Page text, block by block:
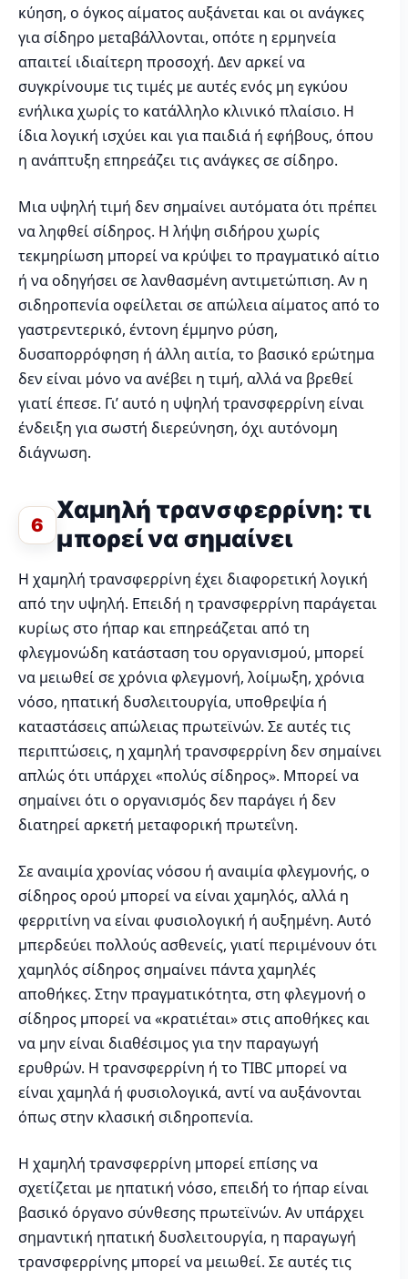
κύηση, ο όγκος αίματος αυξάνεται και οι ανάγκες
για σίδηρο μεταβάλλονται, οπότε η ερμηνεία
απαιτεί ιδιαίτερη προσοχή. Δεν αρκεί να
συγκρίνουμε τις τιμές με αυτές ενός μη εγκύου
ενήλικα χωρίς το κατάλληλο κλινικό πλαίσιο. Η
ίδια λογική ισχύει και για παιδιά ή εφήβους, όπου
η ανάπτυξη επηρεάζει τις ανάγκες σε σίδηρο.
Μια υψηλή τιμή δεν σημαίνει αυτόματα ότι πρέπει
να ληφθεί σίδηρος. Η λήψη σιδήρου χωρίς
τεκμηρίωση μπορεί να κρύψει το πραγματικό αίτιο
ή να οδηγήσει σε λανθασμένη αντιμετώπιση. Αν η
σιδηροπενία οφείλεται σε απώλεια αίματος από το
γαστρεντερικό, έντονη έμμηνο ρύση,
δυσαπορρόφηση ή άλλη αιτία, το βασικό ερώτημα
δεν είναι μόνο να ανέβει η τιμή, αλλά να βρεθεί
γιατί έπεσε. Γι’ αυτό η υψηλή τρανσφερρίνη είναι
ένδειξη για σωστή διερεύνηση, όχι αυτόνομη
διάγνωση.
6
Χαμηλή τρανσφερρίνη: τι
μπορεί να σημαίνει
Η χαμηλή τρανσφερρίνη έχει διαφορετική λογική
από την υψηλή. Επειδή η τρανσφερρίνη παράγεται
κυρίως στο ήπαρ και επηρεάζεται από τη
φλεγμονώδη κατάσταση του οργανισμού, μπορεί
να μειωθεί σε χρόνια φλεγμονή, λοίμωξη, χρόνια
νόσο, ηπατική δυσλειτουργία, υποθρεψία ή
καταστάσεις απώλειας πρωτεϊνών. Σε αυτές τις
περιπτώσεις, η χαμηλή τρανσφερρίνη δεν σημαίνει
απλώς ότι υπάρχει «πολύς σίδηρος». Μπορεί να
σημαίνει ότι ο οργανισμός δεν παράγει ή δεν
διατηρεί αρκετή μεταφορική πρωτεΐνη.
Σε αναιμία χρονίας νόσου ή αναιμία φλεγμονής, ο
σίδηρος ορού μπορεί να είναι χαμηλός, αλλά η
φερριτίνη να είναι φυσιολογική ή αυξημένη. Αυτό
μπερδεύει πολλούς ασθενείς, γιατί περιμένουν ότι
χαμηλός σίδηρος σημαίνει πάντα χαμηλές
αποθήκες. Στην πραγματικότητα, στη φλεγμονή ο
σίδηρος μπορεί να «κρατιέται» στις αποθήκες και
να μην είναι διαθέσιμος για την παραγωγή
ερυθρών. Η τρανσφερρίνη ή το TIBC μπορεί να
είναι χαμηλά ή φυσιολογικά, αντί να αυξάνονται
όπως στην κλασική σιδηροπενία.
Η χαμηλή τρανσφερρίνη μπορεί επίσης να
σχετίζεται με ηπατική νόσο, επειδή το ήπαρ είναι
βασικό όργανο σύνθεσης πρωτεϊνών. Αν υπάρχει
σημαντική ηπατική δυσλειτουργία, η παραγωγή
τρανσφερρίνης μπορεί να μειωθεί. Σε αυτές τις